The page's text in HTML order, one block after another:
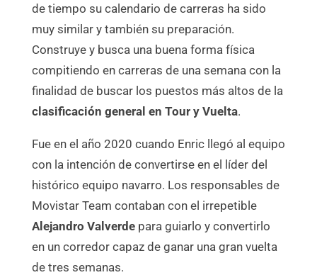
de tiempo su calendario de carreras ha sido
muy similar y también su preparación.
Construye y busca una buena forma física
compitiendo en carreras de una semana con la
finalidad de buscar los puestos más altos de la
clasificación general en Tour y Vuelta.
Fue en el año 2020 cuando Enric llegó al equipo
con la intención de convertirse en el líder del
histórico equipo navarro. Los responsables de
Movistar Team contaban con el irrepetible
Alejandro Valverdepara guiarlo y convertirlo
en un corredor capaz de ganar una gran vuelta
de tres semanas.